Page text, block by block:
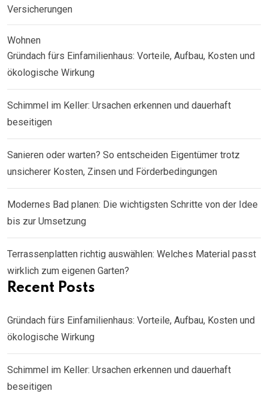
Versicherungen
Wohnen
Gründach fürs Einfamilienhaus: Vorteile, Aufbau, Kosten und
ökologische Wirkung
Schimmel im Keller: Ursachen erkennen und dauerhaft
beseitigen
Sanieren oder warten? So entscheiden Eigentümer trotz
unsicherer Kosten, Zinsen und Förderbedingungen
Modernes Bad planen: Die wichtigsten Schritte von der Idee
bis zur Umsetzung
Terrassenplatten richtig auswählen: Welches Material passt
wirklich zum eigenen Garten?
Recent Posts
Gründach fürs Einfamilienhaus: Vorteile, Aufbau, Kosten und
ökologische Wirkung
Schimmel im Keller: Ursachen erkennen und dauerhaft
beseitigen